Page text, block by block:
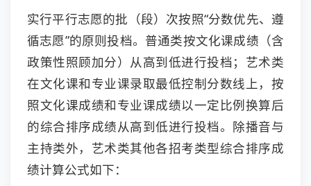
实行平行志愿的批（段）次按照“分数优先、遵
循志愿”的原则投档。普通类按文化课成绩（含
政策性照顾加分）从高到低进行投档；艺术类
在文化课和专业课录取最低控制分数线上，按
照文化课成绩和专业课成绩以一定比例换算后
的综合排序成绩从高到低进行投档。除播音与
主持类外，艺术类其他各招考类型综合排序成
绩计算公式如下：